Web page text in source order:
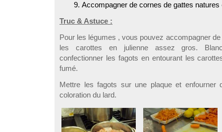
Accompagner de cornes de gattes
Truc & Astuce :
Pour les légumes , vous pouvez accompagner
les carottes en julienne assez gros.
confectionner les fagots en entourant les
fumé.
Mettre les fagots sur une plaque et enfourner
coloration du lard.